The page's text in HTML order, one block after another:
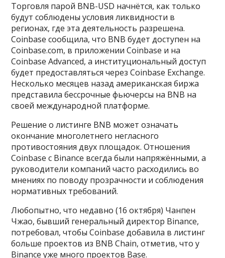
Торговля парой BNB-USD начнётся, как только
будут соблюдены условия ликвидности в
регионах, где эта деятельность разрешена.
Coinbase сообщила, что BNB будет доступен на
Coinbase.com, в приложении Coinbase и на
Coinbase Advanced, а институциональный доступ
будет предоставляться через Coinbase Exchange.
Несколько месяцев назад американская биржа
представила бессрочные фьючерсы на BNB на
своей международной платформе.
Решение о листинге BNB может означать
окончание многолетнего негласного
противостояния двух площадок. Отношения
Coinbase с Binance всегда были напряжёнными, а
руководители компаний часто расходились во
мнениях по поводу прозрачности и соблюдения
нормативных требований.
Любопытно, что недавно (16 октября) Чанпен
Чжао, бывший генеральный директор Binance,
потребовал, чтобы Coinbase добавила в листинг
больше проектов из BNB Chain, отметив, что у
Binance уже много проектов Base.